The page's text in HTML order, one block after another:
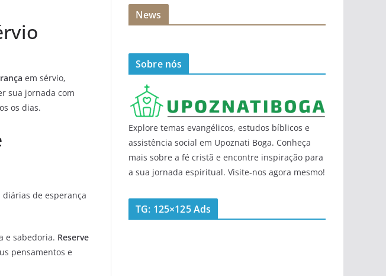
em sérvio,
sua jornada com
os dias.
de esperança
e sabedoria. Reserve
pensamentos e
News
Sobre nós
Explore temas evangélicos, estudos bíblicos e
assistência social em Upoznati Boga. Conheça
mais sobre a fé cristã e encontre inspiração para
a sua jornada espiritual. Visite-nos agora mesmo!
TG: 125×125 Ads